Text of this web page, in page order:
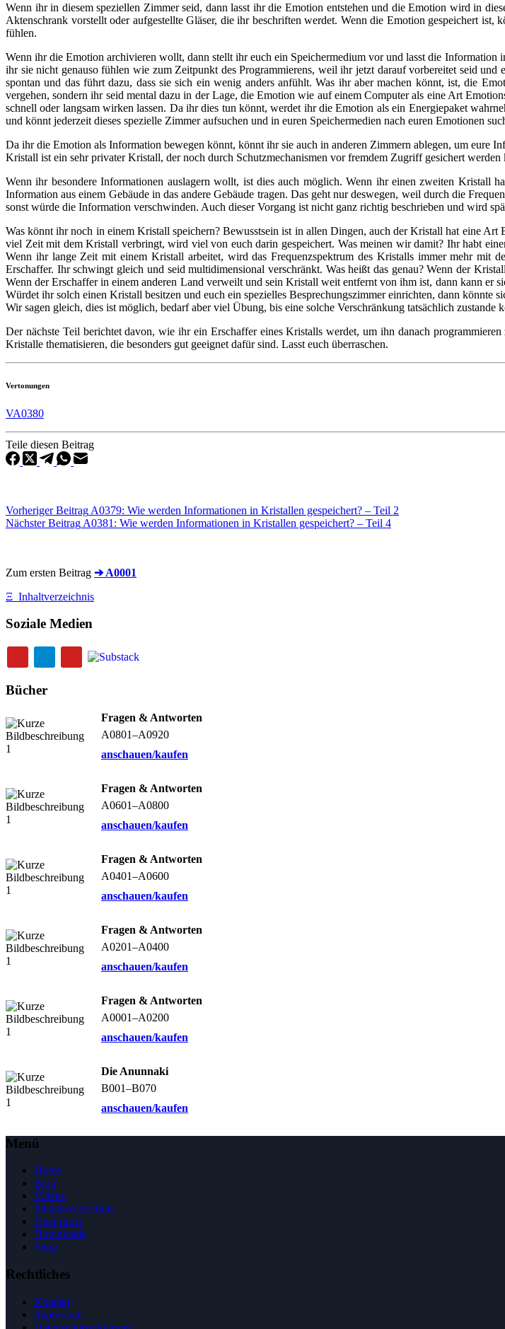
Wenn ihr in diesem speziellen Zimmer seid, dann lasst ihr die Emotion entstehen und die Emotion wird in
Aktenschrank vorstellt oder aufgestellte Gläser, die ihr beschriften werdet. Wenn die Emotion gespeichert
fühlen.
Wenn ihr die Emotion archivieren wollt, dann stellt ihr euch ein Speichermedium vor und lasst die
ihr sie nicht genauso fühlen wie zum Zeitpunkt des Programmierens, weil ihr jetzt darauf vorbereitet seid
spontan und das führt dazu, dass sie sich ein wenig anders anfühlt. Was ihr aber machen könnt, ist, die
vergehen, sondern ihr seid mental dazu in der Lage, die Emotion wie auf einem Computer als eine Art
schnell oder langsam wirken lassen. Da ihr dies tun könnt, werdet ihr die Emotion als ein Energiepaket
und könnt jederzeit dieses spezielle Zimmer aufsuchen und in euren Speichermedien nach euren Emotionen
Da ihr die Emotion als Information bewegen könnt, könnt ihr sie auch in anderen Zimmern ablegen, um
Kristall ist ein sehr privater Kristall, der noch durch Schutzmechanismen vor fremdem Zugriff gesichert
Wenn ihr besondere Informationen auslagern wollt, ist dies auch möglich. Wenn ihr einen zweiten
Information aus einem Gebäude in das andere Gebäude tragen. Das geht nur deswegen, weil durch die
sonst würde die Information verschwinden. Auch dieser Vorgang ist nicht ganz richtig beschrieben und wird
Was könnt ihr noch in einem Kristall speichern? Bewusstsein ist in allen Dingen, auch der Kristall hat eine
viel Zeit mit dem Kristall verbringt, wird viel von euch darin gespeichert. Was meinen wir damit? Ihr habt
Wenn ihr lange Zeit mit einem Kristall arbeitet, wird das Frequenzspektrum des Kristalls immer mehr mit
Erschaffer. Ihr schwingt gleich und seid multidimensional verschränkt. Was heißt das genau? Wenn der
Wenn der Erschaffer in einem anderen Land verweilt und sein Kristall weit entfernt von ihm ist, dann kann
Würdet ihr solch einen Kristall besitzen und euch ein spezielles Besprechungszimmer einrichten, dann könnte
Wir sagen gleich, dies ist möglich, bedarf aber viel Übung, bis eine solche Verschränkung tatsächlich
Der nächste Teil berichtet davon, wie ihr ein Erschaffer eines Kristalls werdet, um ihn danach
Kristalle thematisieren, die besonders gut geeignet dafür sind. Lasst euch überraschen.
Vertonungen
VA0380
Teile diesen Beitrag
VorherigerBeitrag A0379: Wie werden Informationen in Kristallen gespeichert? – Teil 2
NächsterBeitrag A0381: Wie werden Informationen in Kristallen gespeichert? – Teil 4
Zum ersten Beitrag ➔ A0001
Ξ Inhaltverzeichnis
Soziale Medien
Bücher
Fragen & Antworten
A0801–A0920
anschauen/kaufen
Fragen & Antworten
A0601–A0800
anschauen/kaufen
Fragen & Antworten
A0401–A0600
anschauen/kaufen
Fragen & Antworten
A0201–A0400
anschauen/kaufen
Fragen & Antworten
A0001–A0200
anschauen/kaufen
Die Anunnaki
B001–B070
anschauen/kaufen
Menü
Home
Blog
Videos
Inhaltsverzeichnis
Über mich
Downloads
Shop
Rechtliches
Kontakt
Impressum